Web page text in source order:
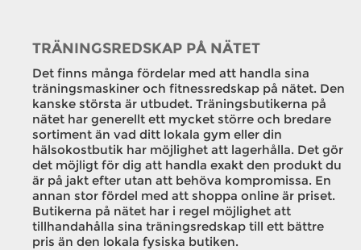
TRÄNINGSREDSKAP PÅ NÄTET
Det finns många fördelar med att handla sina
träningsmaskiner och fitnessredskap på nätet. Den
kanske största är utbudet. Träningsbutikerna på
nätet har generellt ett mycket större och bredare
sortiment än vad ditt lokala gym eller din
hälsokostbutik har möjlighet att lagerhålla. Det gör
det möjligt för dig att handla exakt den produkt du
är på jakt efter utan att behöva kompromissa. En
annan stor fördel med att shoppa online är priset.
Butikerna på nätet har i regel möjlighet att
tillhandahålla sina träningsredskap till ett bättre
pris än den lokala fysiska butiken.